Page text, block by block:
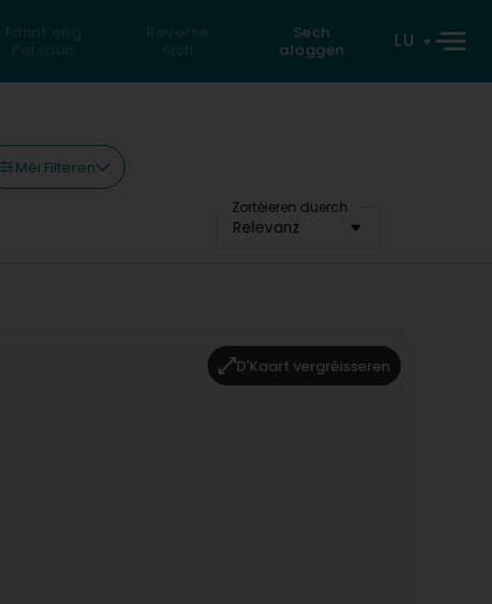
Fannt eng
Persoun
Reverse
Sich
Sech
aloggen
LU
Méi Filteren
Zortéieren duerch
Relevanz
D'Kaart vergréisseren